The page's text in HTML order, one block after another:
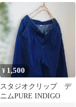
トソー サイズM
¥ 1,500
スタジオクリップ デ
ニムPURE INDIGO